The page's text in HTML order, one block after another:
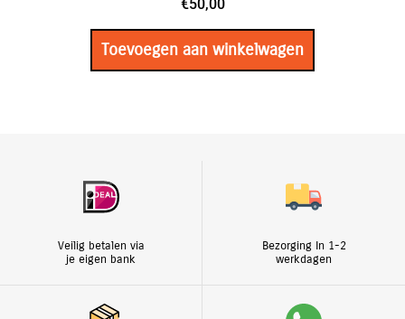
€50,00
Toevoegen aan winkelwagen
Veilig betalen via
je eigen bank
Bezorging In 1-2
werkdagen